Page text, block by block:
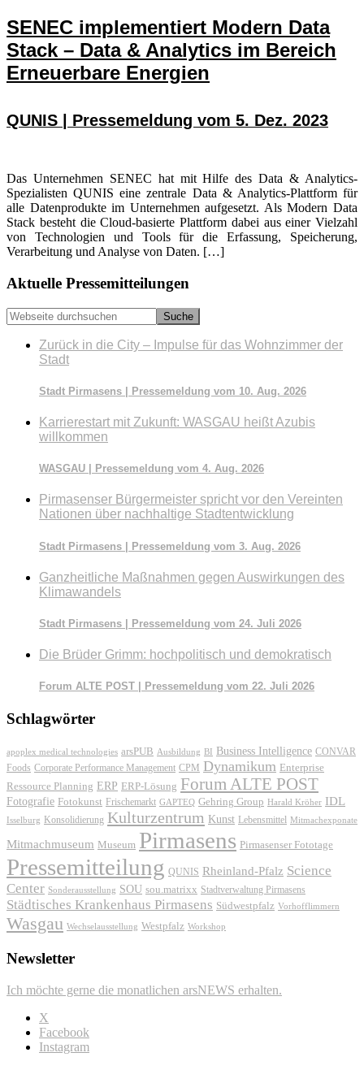
SENEC implementiert Modern Data
Stack – Data & Analytics im Bereich
Erneuerbare Energien
QUNIS | Pressemeldung vom 5. Dez. 2023
Das Unternehmen SENEC hat mit Hilfe des Data & Analytics-
Spezialisten QUNIS eine zentrale Data & Analytics-Plattform für
alle Datenprodukte im Unternehmen aufgesetzt. Als Modern Data
Stack besteht die Cloud-basierte Plattform dabei aus einer Vielzahl
von Technologien und Tools für die Erfassung, Speicherung,
Verarbeitung und Analyse von Daten. […]
Seitenspalte
Aktuelle Pressemitteilungen
Webseite
durchsuchen
Zurück in die City – Impulse für das Wohnzimmer der
Stadt
Stadt Pirmasens | Pressemeldung vom 10. Aug. 2026
Karrierestart mit Zukunft: WASGAU heißt Azubis
willkommen
WASGAU | Pressemeldung vom 4. Aug. 2026
Pirmasenser Bürgermeister spricht vor den Vereinten
Nationen über nachhaltige Stadtentwicklung
Stadt Pirmasens | Pressemeldung vom 3. Aug. 2026
Ganzheitliche Maßnahmen gegen Auswirkungen des
Klimawandels
Stadt Pirmasens | Pressemeldung vom 24. Juli 2026
Die Brüder Grimm: hochpolitisch und demokratisch
Forum ALTE POST | Pressemeldung vom 22. Juli 2026
Schlagwörter
apoplex medical technologies arsPUB Ausbildung BI Business Intelligence CONVAR
Foods Corporate Performance Management CPM Dynamikum Enterprise
Ressource Planning ERP ERP-Lösung Forum ALTE POST
Fotografie Fotokunst Frischemarkt GAPTEQ Gehring Group Harald Kröher IDL
Isselburg Konsolidierung Kulturzentrum Kunst Lebensmittel Mitmachexponate
Mitmachmuseum Museum Pirmasens Pirmasenser Fototage
Pressemitteilung QUNIS Rheinland-Pfalz Science
Center Sonderausstellung SOU sou.matrixx Stadtverwaltung Pirmasens
Städtisches Krankenhaus Pirmasens Südwestpfalz Vorhofflimmern
Wasgau Wechselausstellung Westpfalz Workshop
Newsletter
Ich möchte gerne die monatlichen arsNEWS erhalten.
X
Facebook
Instagram